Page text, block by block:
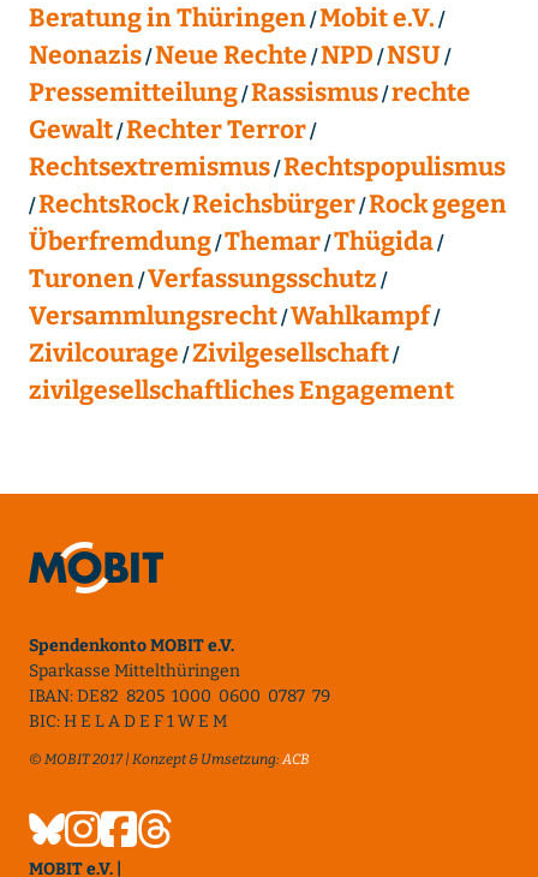
Beratung in Thüringen Mobit e.V.
Neonazis Neue Rechte NPD NSU
Pressemitteilung Rassismus rechte
Gewalt Rechter Terror
Rechtsextremismus Rechtspopulismus
RechtsRock Reichsbürger Rock gegen
Überfremdung Themar Thügida
Turonen Verfassungsschutz
Versammlungsrecht Wahlkampf
Zivilcourage Zivilgesellschaft
zivilgesellschaftliches Engagement
Spendenkonto MOBIT e.V.
Sparkasse Mittelthüringen
IBAN: DE82 8205 1000 0600 0787 79
BIC: H E L A D E F 1 W E M
© MOBIT 2017 | Konzept & Umsetzung:ACB
MOBIT e.V. |